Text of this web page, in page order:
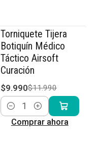
-17% OFF
Torniquete Tijera
Botiquín Médico
Táctico Airsoft
Curación
$9.990$11.990
Cantidad
Comprar ahora